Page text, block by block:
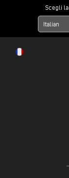
Scegli
Italian